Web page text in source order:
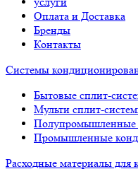
Оплата и Доставка
Бренды
Контакты
Системы
Бытовые сплит-
Мульти сплит-
Полупромышленные
Промышленные
Расходные материалы для